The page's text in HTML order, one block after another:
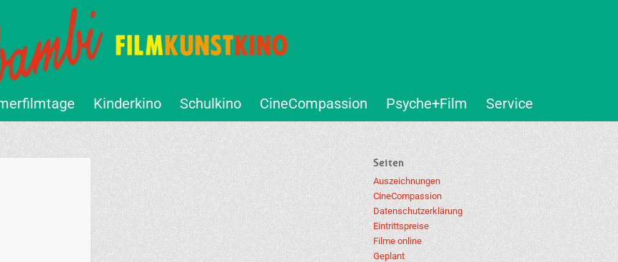
Kinderkino Schulkino CineCompassion Psyche+Film Service
Seiten
Auszeichnungen
CineCompassion
Datenschutzerklärung
Eintrittspreise
Filme online
Geplant